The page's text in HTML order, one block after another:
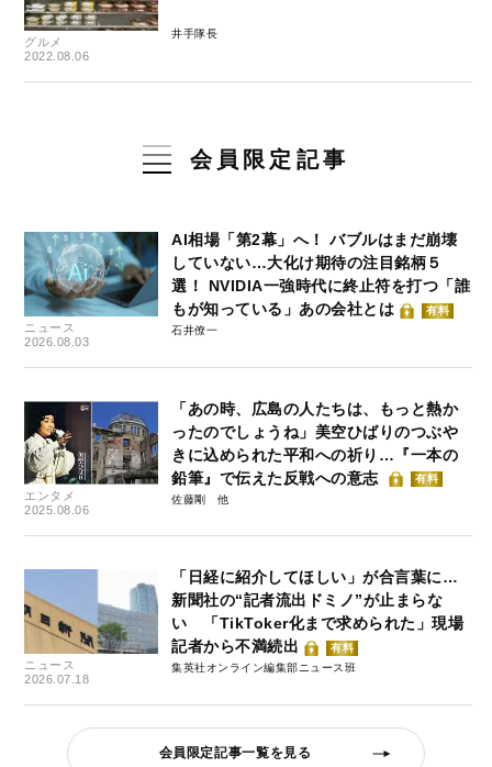
グルメ
2022.08.06
井手隊長
会員限定記事
ニュース
2026.08.03
AI相場「第2幕」へ！ バブルはまだ崩壊
していない…大化け期待の注目銘柄５
選！ NVIDIA一強時代に終止符を打つ「誰
もが知っている」あの会社とは
有料
石井僚一
エンタメ
2025.08.06
「あの時、広島の人たちは、もっと熱か
ったのでしょうね」美空ひばりのつぶや
きに込められた平和への祈り…『一本の
鉛筆』で伝えた反戦への意志
有料
佐藤剛
ニュース
2026.07.18
「日経に紹介してほしい」が合言葉に…
新聞社の“記者流出ドミノ”が止まらな
い 「TikToker化まで求められた」現場
記者から不満続出
有料
集英社オンライン編集部ニュース班
会員限定記事一覧を見る